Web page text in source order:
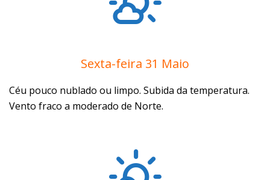
Sexta-feira 31 Maio
Céu pouco nublado ou limpo. Subida da temperatura.
Vento fraco a moderado de Norte.